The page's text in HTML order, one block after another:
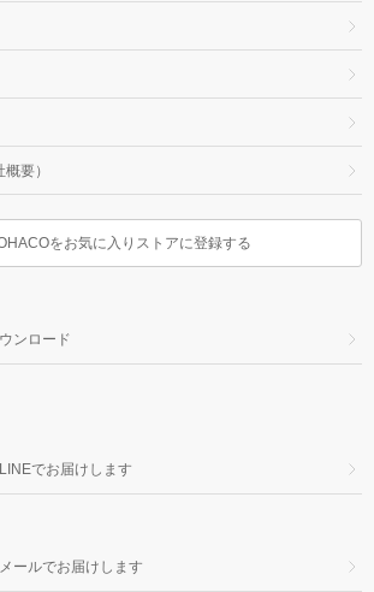
要）
をお気に入りストアに登録する
ンロード
でお届けします
ールでお届けします